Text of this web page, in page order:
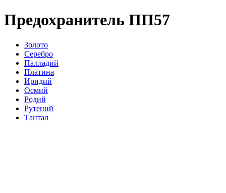
Предохранитель ПП57
Золото
Серебро
Палладий
Платина
Иридий
Осмий
Родий
Рутений
Тантал